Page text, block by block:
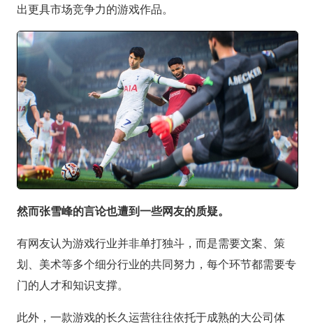
出更具市场竞争力的游戏作品。
然而张雪峰的言论也遭到一些网友的质疑。
有网友认为游戏行业并非单打独斗，而是需要文案、策
划、美术等多个细分行业的共同努力，每个环节都需要专
门的人才和知识支撑。
此外，一款游戏的长久运营往往依托于成熟的大公司体